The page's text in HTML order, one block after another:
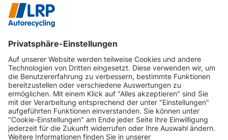
INFORMATIONEN